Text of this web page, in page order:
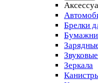
Брелки
Зеркала